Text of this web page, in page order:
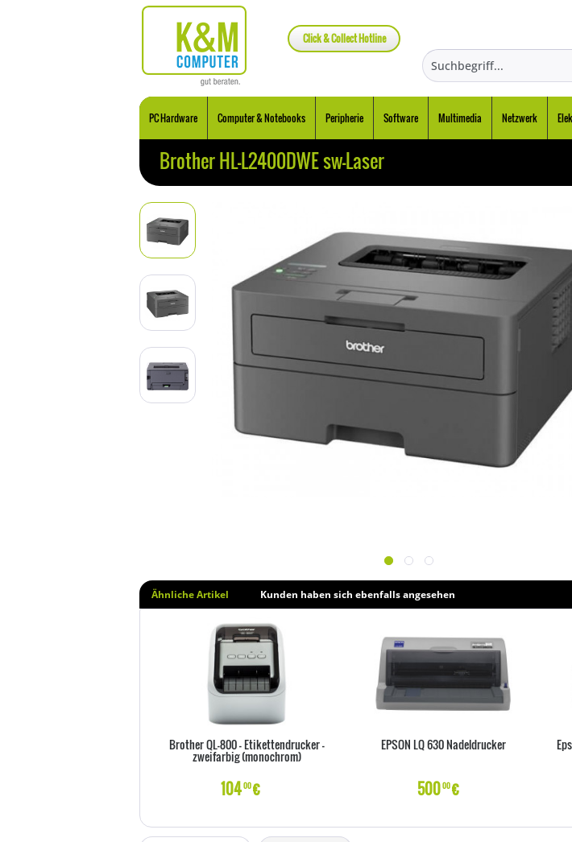
Click & Collect Hotline
PC Hardware Computer & Notebooks Peripherie Software Multimedia Netzwerk
Brother HL-L2400DWE sw-Laser
Ähnliche Artikel Kunden haben sich ebenfalls angesehen
Brother QL-800 - Etikettendrucker -
zweifarbig (monochrom)
10400€
EPSON LQ 630 Nadeldrucker
50000€